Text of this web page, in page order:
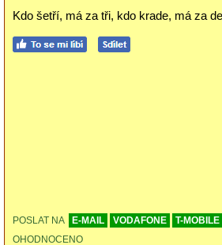
Kdo šetří, má za tři, kdo krade, má za
POSLAT NA E-MAIL VODAFONE T-MOBILE
OHODNOCENO